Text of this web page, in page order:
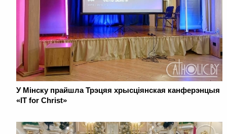
У Мінску прайшла Трэцяя хрысціянская канферэнцыя
«IT for Christ»